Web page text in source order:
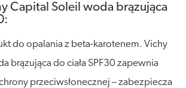
Capital Soleil woda brązująca
do opalania z beta-karotenem. Vichy
brązująca do ciała SPF30 zapewnia
przeciwsłonecznej – zabezpiecza